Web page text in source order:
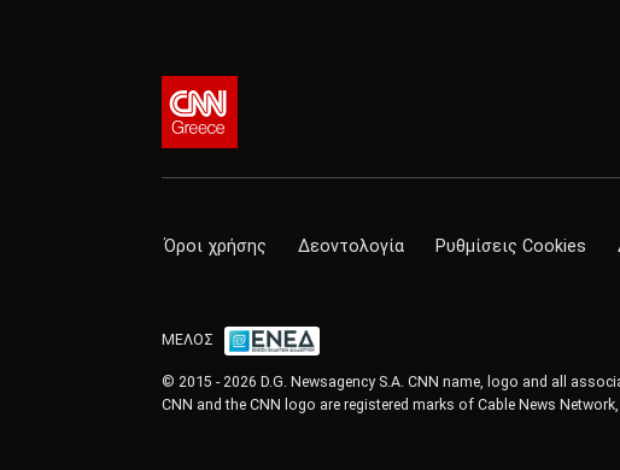
Όροι χρήσης Δεοντολογία Ρυθμίσεις Cookies
ΜΕΛΟΣ
© 2015 - 2026 D.G. Newsagency S.A. CNN name, logo and all
CNN and the CNN logo are registered marks of Cable News